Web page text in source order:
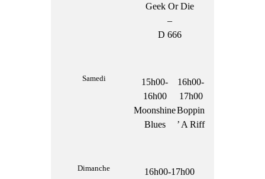
Geek Or Die
–
D 666
Samedi
15h00-
16h00
Moonshine
Blues
16h00-
17h00
Boppin
’ A Riff
Dimanche
16h00-17h00